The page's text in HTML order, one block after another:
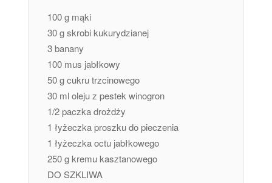
100 g mąki
30 g skrobi kukurydzianej
3 banany
100 mus jabłkowy
50 g cukru trzcinowego
30 ml oleju z pestek winogron
1/2 paczka drożdży
1 łyżeczka proszku do pieczenia
1 łyżeczka octu jabłkowego
250 g kremu kasztanowego
DO SZKLIWA